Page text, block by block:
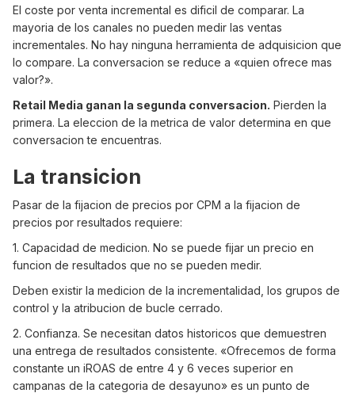
El coste por venta incremental es dificil de comparar. La
mayoria de los canales no pueden medir las ventas
incrementales. No hay ninguna herramienta de adquisicion que
lo compare. La conversacion se reduce a «quien ofrece mas
valor?».
Retail Media ganan la segunda conversacion. Pierden la
primera. La eleccion de la metrica de valor determina en que
conversacion te encuentras.
La transicion
Pasar de la fijacion de precios por CPM a la fijacion de
precios por resultados requiere:
1. Capacidad de medicion. No se puede fijar un precio en
funcion de resultados que no se pueden medir.
Deben existir la medicion de la incrementalidad, los grupos de
control y la atribucion de bucle cerrado.
2. Confianza. Se necesitan datos historicos que demuestren
una entrega de resultados consistente. «Ofrecemos de forma
constante un iROAS de entre 4 y 6 veces superior en
campanas de la categoria de desayuno» es un punto de